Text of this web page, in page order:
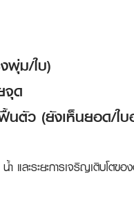
พุ่ม/ใบ)
จุด
นตัว (ยังเห็นยอด/ใ
ละระยะการเจริญเติบโตขอ